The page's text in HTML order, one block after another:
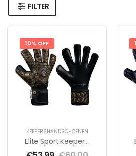
FILTER
10% OFF
KEEPERSHANDSCHOENEN
Elite Sport Keepershandschoenen Aztlan